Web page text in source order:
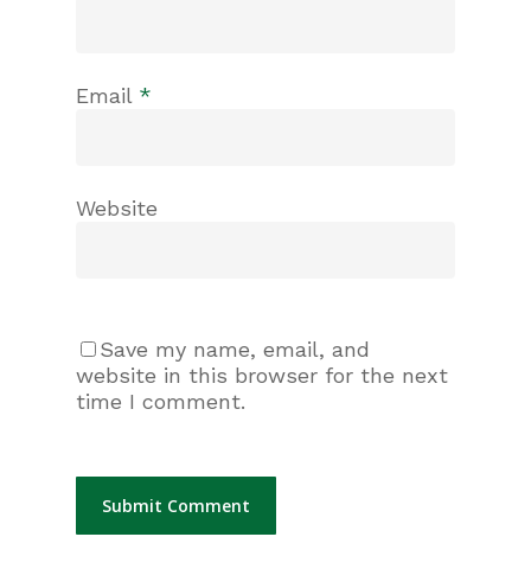
Email *
Website
Save my name, email, and
website in this browser for the next
time I comment.